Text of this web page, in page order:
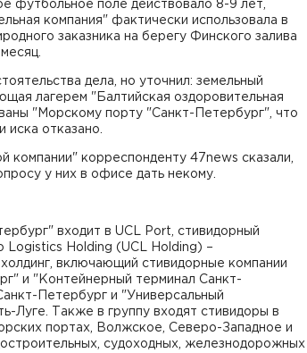
футбольное поле действовало 8-9 лет,
компания" фактически использовала в
заказника на берегу Финского залива
дела, но уточнил: земельный
лагерем "Балтийская оздоровительная
"Морскому порту "Санкт-Петербург", что
иска отказано.
компании" корреспонденту 47news сказали,
у них в офисе дать некому.
входит в UCL Port, стивидорный
Logistics Holding (UCL Holding) –
включающий стивидорные компании
и "Контейнерный терминал Санкт-
Петербург и "Универсальный
Луге. Также в группу входят стивидоры в
портах, Волжское, Северо-Западное и
судоходных, железнодорожных